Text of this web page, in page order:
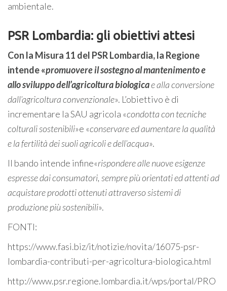
ambientale.
PSR Lombardia: gli obiettivi attesi
Con la Misura 11 del PSR Lombardia, la Regione
intende «promuovere il sostegno al mantenimento e
allo sviluppo dell’agricoltura biologicae alla conversione
dall’agricoltura convenzionale». L’obiettivo è di
incrementare la SAU agricola «condotta con tecniche
colturali sostenibili»e «conservare ed aumentare la qualità
e la fertilità dei suoli agricoli e dell’acqua».
Il bando intende infine«rispondere alle nuove esigenze
espresse dai consumatori, sempre più orientati ed attenti ad
acquistare prodotti ottenuti attraverso sistemi di
produzione più sostenibili».
FONTI:
https://www.fasi.biz/it/notizie/novita/16075-psr-
lombardia-contributi-per-agricoltura-biologica.html
http://www.psr.regione.lombardia.it/wps/portal/PRO